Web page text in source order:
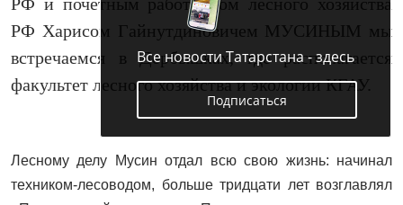
РФ Харисом Гайнутдиновичем МУСИНЫМ мы
встречаемся в Дербышках, где располагается
факультет лесного хозяйства и экологии КГАУ.
Лесному делу Мусин отдал всю свою жизнь: начинал
техником-лесоводом, больше тридцати лет возглавлял
Все новости Татарстана - здесь
Подписаться